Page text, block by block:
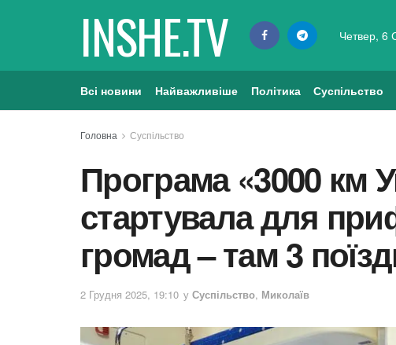
INSHE.TV Четвер, 6
Всі новини Найважливіше Політика Суспільство
Головна Суспільство
Програма «3000 км
стартувала для
громад – там 3
2 Грудня 2025, 19:10 у Суспільство, Миколаїв